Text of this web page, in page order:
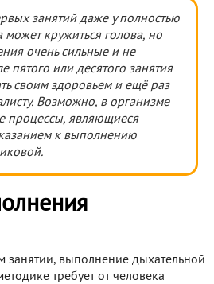
занятий даже у полностью
может кружиться голова, но
очень сильные и не
пятого или десятого занятия
своим здоровьем и ещё раз
Возможно, в организме
процессы, являющиеся
к выполнению
занятии, выполнение дыхательной
требует от человека